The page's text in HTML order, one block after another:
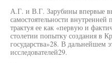
А.Г. и В.Г. Зарубины впервые
самостоятельности
трактуя ее как «первую и
столетии попытку создания в
государства»28. В дальнейшем
исследователей29.